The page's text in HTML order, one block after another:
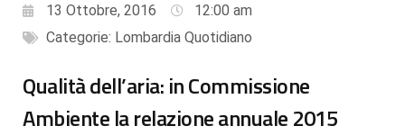
13 Ottobre, 2016
12:00 am
Categorie: Lombardia Quotidiano
Qualità dell’aria: in Commissione
Ambiente la relazione annuale 2015